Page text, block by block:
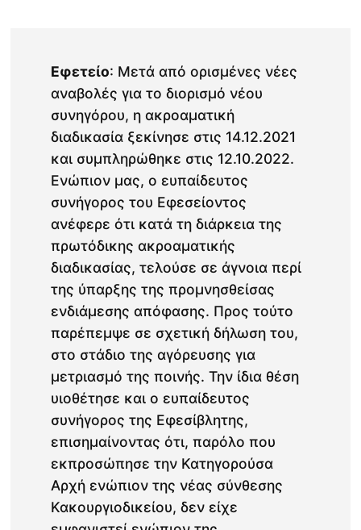
Εφετείο: Μετά από ορισμένες νέες
αναβολές για το διορισμό νέου
συνηγόρου, η ακροαματική
διαδικασία ξεκίνησε στις 14.12.2021
και συμπληρώθηκε στις 12.10.2022.
Ενώπιον μας, ο ευπαίδευτος
συνήγορος του Εφεσείοντος
ανέφερε ότι κατά τη διάρκεια της
πρωτόδικης ακροαματικής
διαδικασίας, τελούσε σε άγνοια περί
της ύπαρξης της προμνησθείσας
ενδιάμεσης απόφασης. Προς τούτο
παρέπεμψε σε σχετική δήλωση του,
στο στάδιο της αγόρευσης για
μετριασμό της ποινής. Την ίδια θέση
υιοθέτησε και ο ευπαίδευτος
συνήγορος της Εφεσίβλητης,
επισημαίνοντας ότι, παρόλο που
εκπροσώπησε την Κατηγορούσα
Αρχή ενώπιον της νέας σύνθεσης
Κακουργιοδικείου, δεν είχε